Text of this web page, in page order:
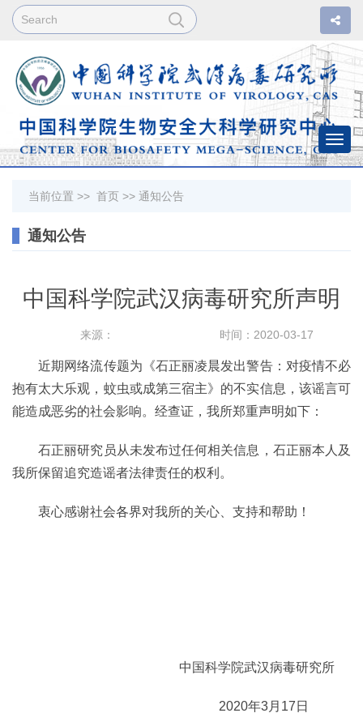
当前位置 >> 首页 >> 通知公告
通知公告
中国科学院武汉病毒研究所声明
来源： 时间：2020-03-17
近期网络流传题为《石正丽凌晨发出警告：对疫情不必
抱有太大乐观，蚊虫或成第三宿主》的不实信息，该谣言可
能造成恶劣的社会影响。经查证，我所郑重声明如下：
石正丽研究员从未发布过任何相关信息，石正丽本人及
我所保留追究造谣者法律责任的权利。
衷心感谢社会各界对我所的关心、支持和帮助！
中国科学院武汉病毒研究所
2020年3月17日